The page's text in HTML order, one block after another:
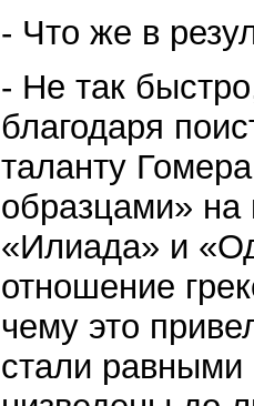
- Что же в
- Не так
благодаря
таланту
образцами» на
«Илиада» и
отношение
чему это
стали равными